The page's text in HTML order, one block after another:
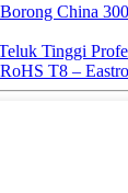
China
Tinggi
T8 –